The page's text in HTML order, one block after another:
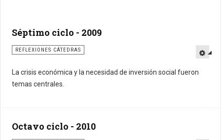
Séptimo ciclo - 2009
REFLEXIONES CÁTEDRAS
La crisis económica y la necesidad de inversión social fueron
temas centrales.
Octavo ciclo - 2010